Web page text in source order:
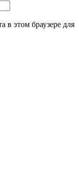
в этом браузере для